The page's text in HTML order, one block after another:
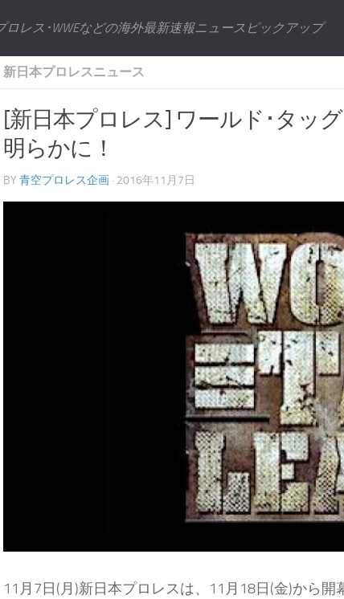
ロレス･WWEなどの海外最新速報ニュースピックアップ
新日本プロレスニュース
[新日本プロレス] ワールド･タッ
明らかに！
BY 青空プロレス企画 · 2016年11月7日
11月7日(月)新日本プロレスは、11月18日(金)から